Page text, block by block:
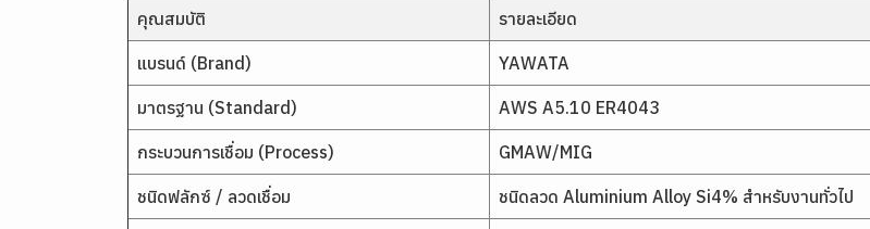
คุณสมบัติ รายละเอียด
แบรนด์ (Brand) YAWATA
มาตรฐาน (Standard) AWS A5.10 ER4043
กระบวนการเชื่อม (Process) GMAW/MIG
ชนิดฟลักซ์ / ลวดเชื่อม ชนิดลวด Aluminium Alloy Si4% สำหรับงานทั่วไป